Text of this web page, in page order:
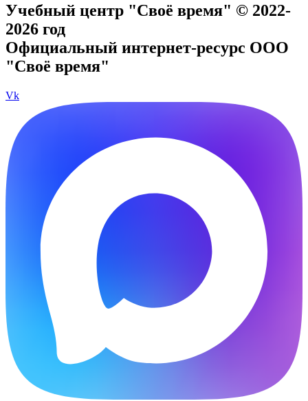
Учебный центр "Своё время" © 2022-
2026 год
Официальный интернет-ресурс ООО
"Своё время"
Vk